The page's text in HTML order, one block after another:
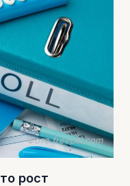
Фото freepik.com
рост